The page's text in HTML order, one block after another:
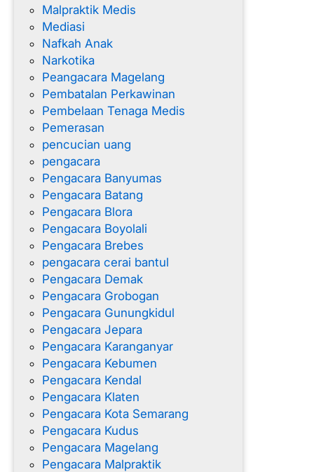
Malpraktik Medis
Mediasi
Nafkah Anak
Narkotika
Peangacara Magelang
Pembatalan Perkawinan
Pembelaan Tenaga Medis
Pemerasan
pencucian uang
pengacara
Pengacara Banyumas
Pengacara Batang
Pengacara Blora
Pengacara Boyolali
Pengacara Brebes
pengacara cerai bantul
Pengacara Demak
Pengacara Grobogan
Pengacara Gunungkidul
Pengacara Jepara
Pengacara Karanganyar
Pengacara Kebumen
Pengacara Kendal
Pengacara Klaten
Pengacara Kota Semarang
Pengacara Kudus
Pengacara Magelang
Pengacara Malpraktik